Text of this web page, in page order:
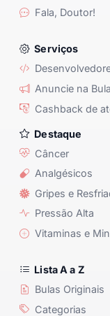
Fala, Doutor!
Serviços
Anuncie na Bula
Cashback de
Destaque
Câncer
Analgésicos
Gripes e
Pressão Alta
Vitaminas e
Lista A a Z
Bulas Originais
Categorias